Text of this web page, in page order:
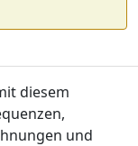
diesem
und